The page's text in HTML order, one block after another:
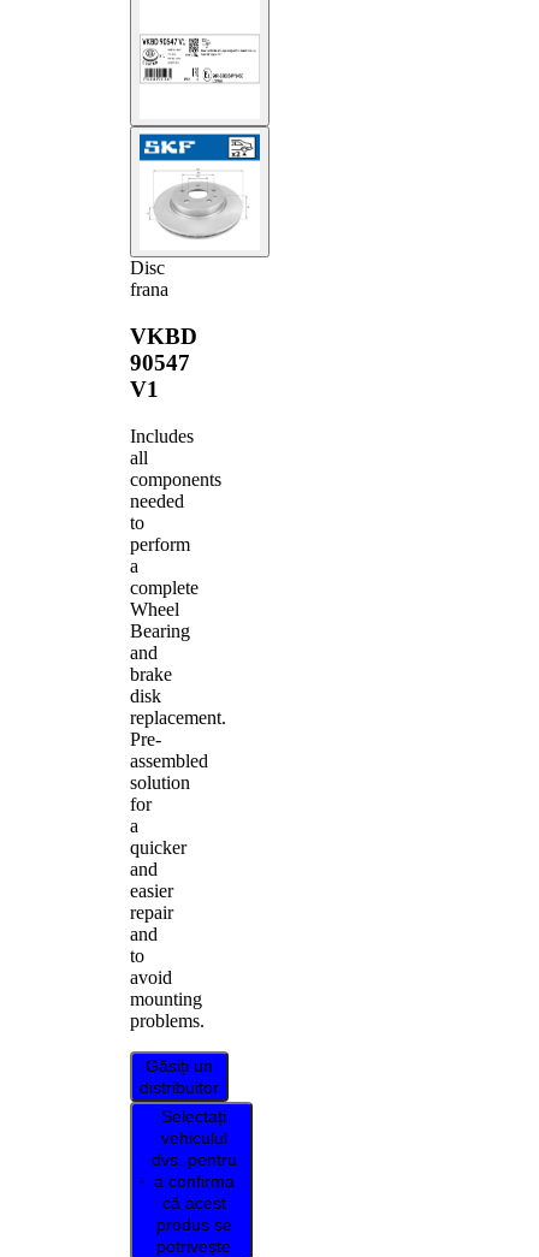
Disc
frana
VKBD
90547
V1
Includes
all
components
needed
to
perform
a
complete
Wheel
Bearing
and
brake
disk
replacement.
Pre-
assembled
solution
for
a
quicker
and
easier
repair
and
to
avoid
mounting
problems.
Găsiți un
distribuitor
Selectați
vehiculul
dvs. pentru
a confirma
că acest
produs se
potrivește